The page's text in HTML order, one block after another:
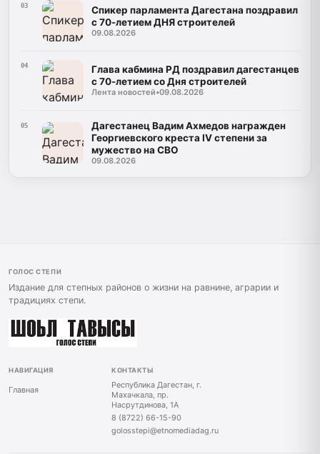
03
Спикер парламента Дагестана поздравил
с 70-летием ДНЯ строителей
09.08.2026
04
Глава кабмина РД поздравил дагестанцев
с 70-летием со Дня строителей
Лента новостей•09.08.2026
05
Дагестанец Вадим Ахмедов награжден
Георгиевского креста IV степени за
мужество на СВО
09.08.2026
ГОЛОС СТЕПИ
Издание для степных районов о жизни на равнине, аграрии и
традициях степи.
НАВИГАЦИЯ
Главная
КОНТАКТЫ
Республика Дагестан, г.
Махачкала, пр.
Насрутдинова, 1А
8 (8722) 66-15-90
golosstepi@etnomediadag.ru